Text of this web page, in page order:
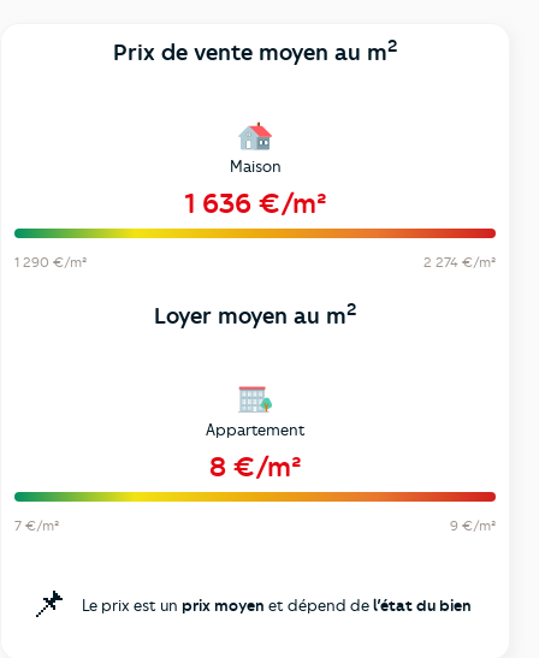
Prix de vente moyen au m2
Maison
1 636 €/m²
1 290 €/m² 2 274 €/m²
Loyer moyen au m2
Appartement
8 €/m²
7 €/m² 9 €/m²
📌 Le prix est un prix moyen et dépend del’état du bien